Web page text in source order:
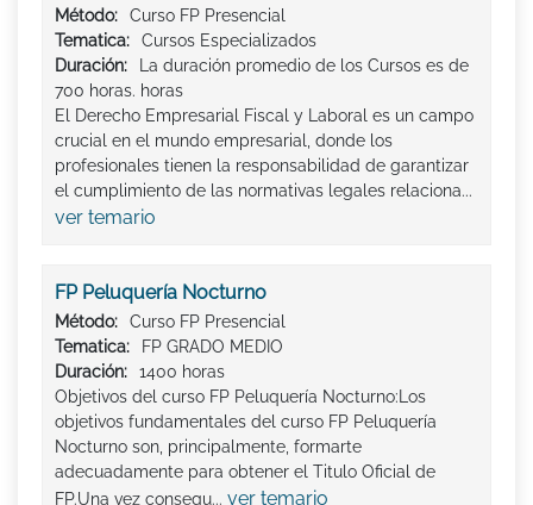
Método:
Curso FP Presencial
Tematica:
Cursos Especializados
Duración:
La duración promedio de los Cursos es de
700 horas. horas
El Derecho Empresarial Fiscal y Laboral es un campo
crucial en el mundo empresarial, donde los
profesionales tienen la responsabilidad de garantizar
el cumplimiento de las normativas legales relaciona...
ver temario
FP Peluquería Nocturno
Método:
Curso FP Presencial
Tematica:
FP GRADO MEDIO
Duración:
1400 horas
Objetivos del curso FP Peluquería Nocturno:Los
objetivos fundamentales del curso FP Peluquería
Nocturno son, principalmente, formarte
adecuadamente para obtener el Titulo Oficial de
FP.Una vez consegu... ver temario